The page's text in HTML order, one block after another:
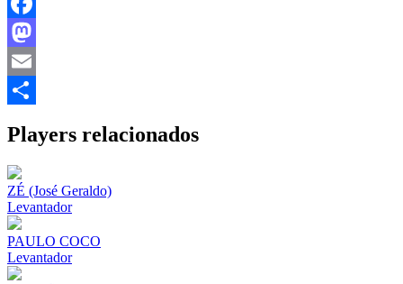
Facebook
Mastodon
Email
Players relacionados
ZÉ (José Geraldo)
Levantador
PAULO COCO
Levantador